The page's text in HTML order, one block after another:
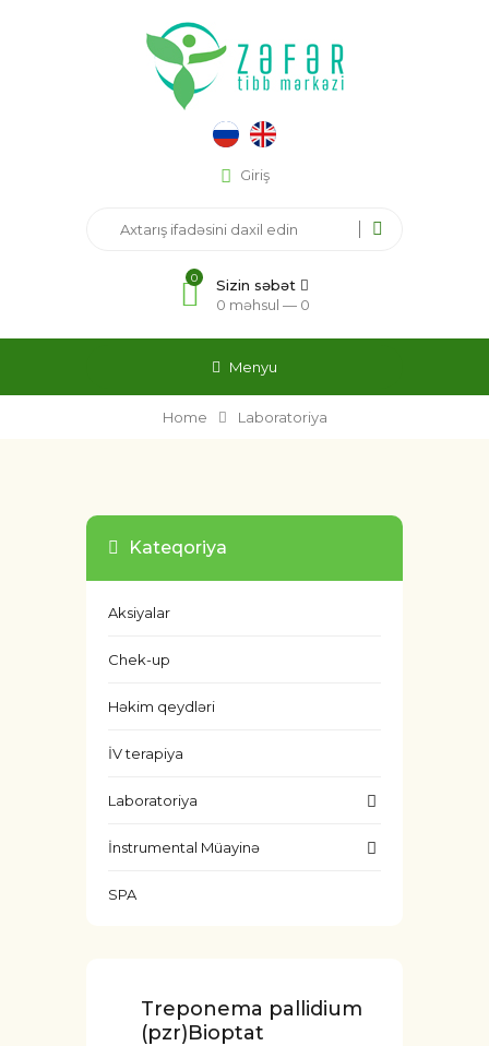
Giriş
0
Sizin səbət
0 məhsul — 0
Menyu
Home Laboratoriya
Kateqoriya
Aksiyalar
Chek-up
Həkim qeydləri
İV terapiya
Laboratoriya
İnstrumental Müayinə
SPA
Treponema pallidium
(pzr)Bioptat